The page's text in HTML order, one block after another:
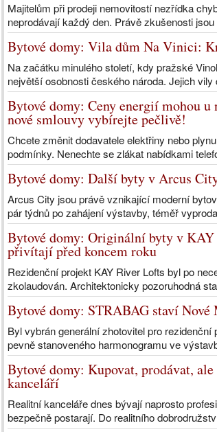
Majitelům při prodeji nemovitostí nezřídka
neprodávají každý den. Právě zkušenosti
Bytové domy: Vila dům Na Vinici:
Na začátku minulého století, kdy pražské
největší osobnosti českého národa. Jejich
Bytové domy: Ceny energií mohou
nové smlouvy vybírejte pečlivě!
Chcete změnit dodavatele elektřiny nebo
podmínky. Nenechte se zlákat nabídkami
Bytové domy: Další byty v Arcus
Arcus City jsou právě vznikající moderní
pár týdnů po zahájení výstavby, téměř
Bytové domy: Originální byty v KAY
přivítají před koncem roku
Rezidenční projekt KAY River Lofts byl po
zkolaudován. Architektonicky pozoruhodná
Bytové domy: STRABAG staví Nové
Byl vybrán generální zhotovitel pro
pevně stanoveného harmonogramu ve
Bytové domy: Kupovat, prodávat,
kanceláří
Realitní kanceláře dnes bývají naprosto
bezpečně postarají. Do realitního